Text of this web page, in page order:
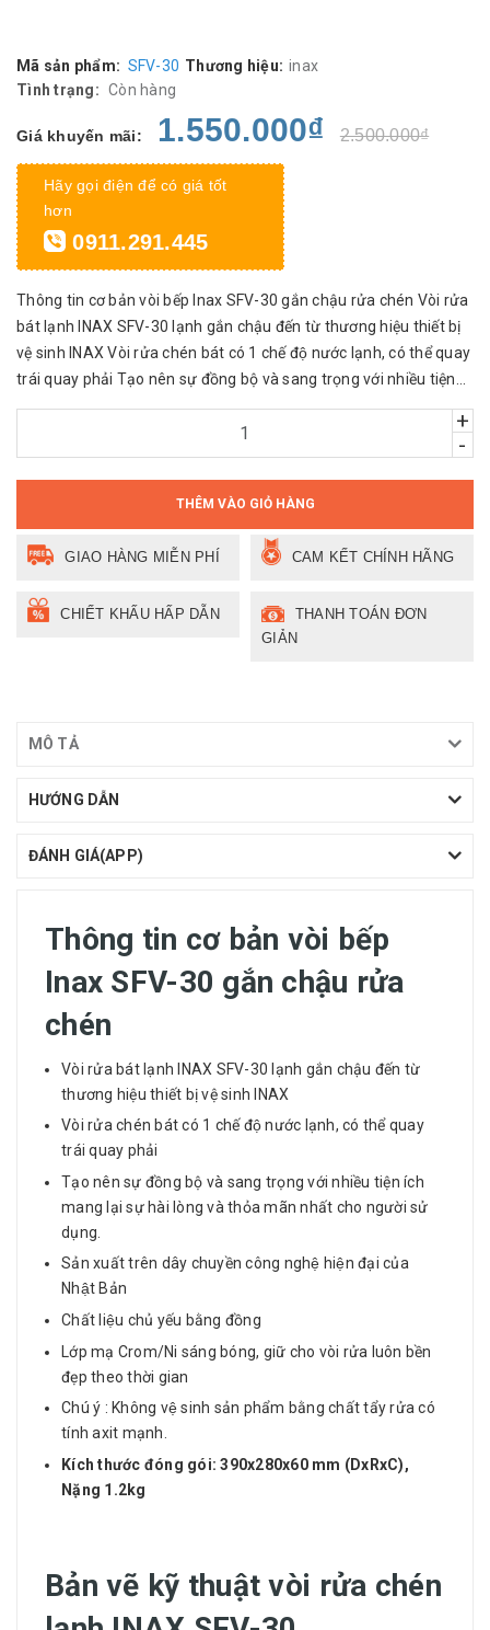
Mã sản phẩm: SFV-30 Thương hiệu: inax
Tình trạng: Còn hàng
Giá khuyến mãi: 1.550.000₫ 2.500.000₫
Hãy gọi điện để có giá tốt
hơn
0911.291.445
Thông tin cơ bản vòi bếp Inax SFV-30 gắn chậu rửa chén Vòi rửa
bát lạnh INAX SFV-30 lạnh gắn chậu đến từ thương hiệu thiết bị
vệ sinh INAX Vòi rửa chén bát có 1 chế độ nước lạnh, có thể quay
trái quay phải Tạo nên sự đồng bộ và sang trọng với nhiều tiện...
+
-
THÊM VÀO GIỎ HÀNG
GIAO HÀNG MIỄN PHÍ CAM KẾT CHÍNH HÃNG
CHIẾT KHẤU HẤP DẪN
THANH TOÁN ĐƠN
GIẢN
MÔ TẢ
HƯỚNG DẪN
ĐÁNH GIÁ(APP)
Thông tin cơ bản vòi bếp
Inax SFV-30 gắn chậu rửa
chén
Vòi rửa bát lạnh
INAX SFV-30 lạnh gắn chậu đến từ
thương hiệu thiết bị vệ sinh INAX
Vòi rửa chén bát có 1 chế độ nước lạnh, có thể quay
trái quay phải
Tạo nên sự đồng bộ và sang trọng với nhiều tiện ích
mang lại sự hài lòng và thỏa mãn nhất cho người sử
dụng.
Sản xuất trên dây chuyền công nghệ hiện đại của
Nhật Bản
Chất liệu chủ yếu bằng đồng
Lớp mạ Crom/Ni sáng bóng, giữ cho vòi rửa luôn bền
đẹp theo thời gian
Chú ý : Không vệ sinh sản phẩm bằng chất tẩy rửa có
tính axit mạnh.
Kích thước đóng gói: 390x280x60 mm (DxRxC),
Nặng 1.2kg
Bản vẽ kỹ thuật vòi rửa chén